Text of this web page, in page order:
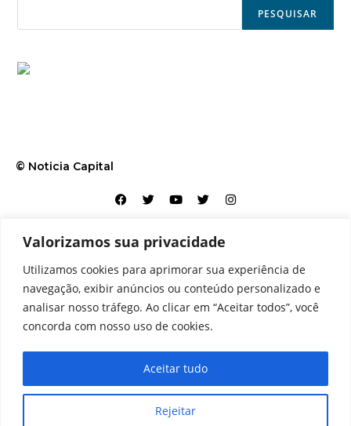
Valorizamos sua privacidade
Utilizamos cookies para aprimorar sua experiência de
navegação, exibir anúncios ou conteúdo personalizado e
analisar nosso tráfego. Ao clicar em “Aceitar todos”, você
concorda com nosso uso de cookies.
Rejeitar
Aceitar tudo
PESQUISAR
© Noticia Capital
Contato Home Aviso legal Configurações de cookies
Equipe Perfil Política de cookies Serviços